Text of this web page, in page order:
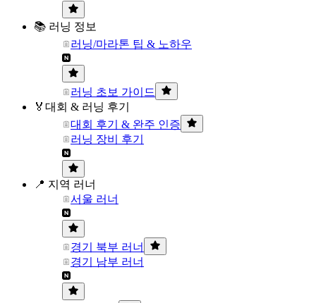
📚 러닝 정보
러닝/마라톤 팁 & 노하우
러닝 초보 가이드
🏅대회 & 러닝 후기
대회 후기 & 완주 인증
러닝 장비 후기
📍 지역 러너
서울 러너
경기 북부 러너
경기 남부 러너